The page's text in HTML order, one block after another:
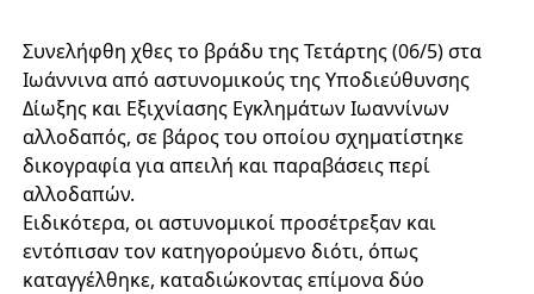
Συνελήφθη χθες το βράδυ της Τετάρτης (06/5) στα
Ιωάννινα από αστυνομικούς της Υποδιεύθυνσης
Δίωξης και Εξιχνίασης Εγκλημάτων Ιωαννίνων
αλλοδαπός, σε βάρος του οποίου σχηματίστηκε
δικογραφία για απειλή και παραβάσεις περί
αλλοδαπών.
Ειδικότερα, οι αστυνομικοί προσέτρεξαν και
εντόπισαν τον κατηγορούμενο διότι, όπως
καταγγέλθηκε, καταδιώκοντας επίμονα δύο